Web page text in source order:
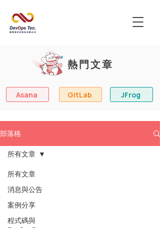
熱門文章
Asana GitLab JFrog
部落格
所有文章
消息與公告
案例分享
程式碼與
所有文章